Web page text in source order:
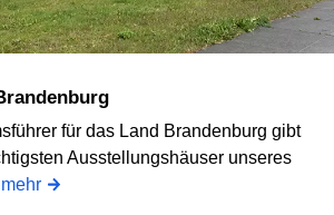
für das Land Brandenburg gibt
Ausstellungshäuser unseres
mehr